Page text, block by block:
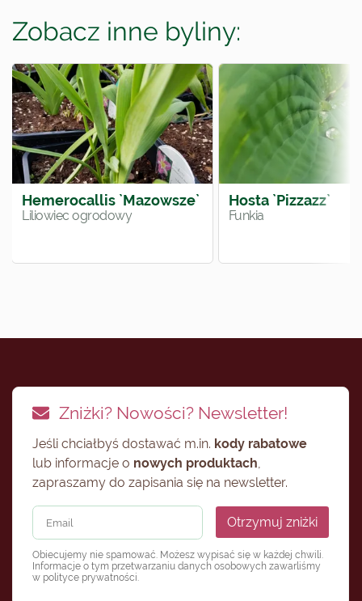
Zobacz inne byliny:
Hemerocallis `Mazowsze`
Liliowiec ogrodowy
Hosta `Pizzazz`
Funkia
Zniżki? Nowości? Newsletter!
Jeśli chciałbyś dostawać m.in. kody rabatowe
lub informacje o nowych produktach
zapraszamy do zapisania się na newsletter.
Otrzymuj zniżki
Obiecujemy nie spamować. Możesz wypisać się w każdej chwili.
Informacje o tym przetwarzaniu danych osobowych zawarliśmy
w polityce prywatności